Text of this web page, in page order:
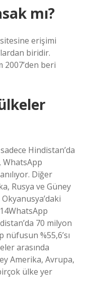
mı?
erişimi
biridir.
2007’den beri
Hindistan’da
WhatsApp
Diğer
Rusya ve Güney
70 milyon
nüfusun %55,6’sı
arasında
Amerika, Avrupa,
ülke yer